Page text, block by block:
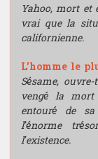
Yahoo, mort et
vrai que la
californienne.
L'homme le
Sésame,
vengé la
entouré de
l’énorme
l’existence.